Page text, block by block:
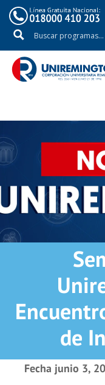
Inicio Noticias
de
Fecha junio 3,